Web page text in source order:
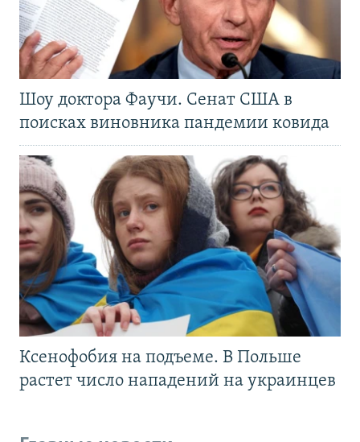
Шоу доктора Фаучи. Сенат США в
поисках виновника пандемии ковида
Ксенофобия на подъеме. В Польше
растет число нападений на украинцев